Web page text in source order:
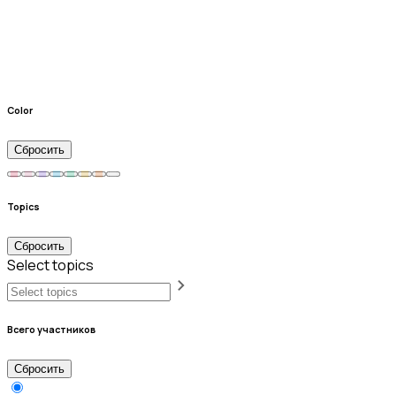
Color
Сбросить
Topics
Сбросить
Select topics
Всего участников
Сбросить